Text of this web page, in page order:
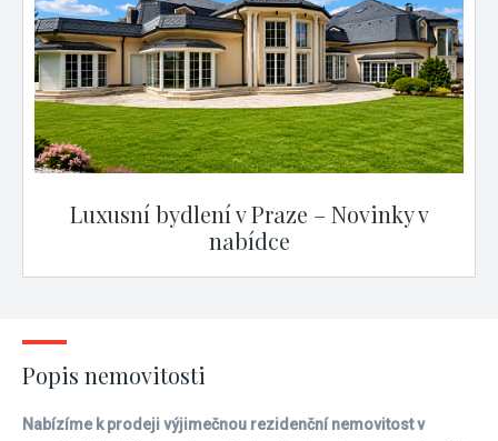
Luxusní bydlení v Praze – Novinky v
nabídce
Popis nemovitosti
Nabízíme k prodeji výjimečnou rezidenční nemovitost v